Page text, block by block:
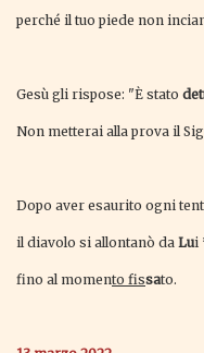
perché il tuo piede non
Gesù gli rispose: "È stato det
Non metterai alla prova il
Dopo aver esaurito ogni
il diavolo si allontanò da Lui
fino al momento fissato.